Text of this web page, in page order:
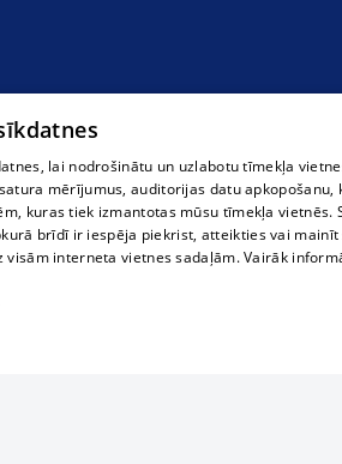
lai nodrošinātu un uzlabotu tīmekļa
mērījumus, auditorijas datu
kuras tiek izmantotas mūsu tīmekļa
brīdī ir iespēja piekrist, atteikties vai
visām interneta vietnes sadaļām. Vairāk